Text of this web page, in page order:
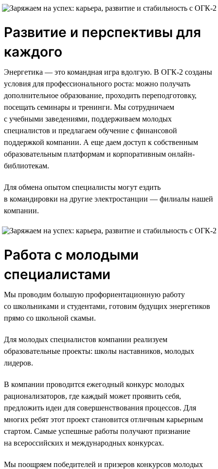
Развитие и перспективы для
каждого
Энергетика — это командная игра вдолгую. В ОГК-2 созданы
условия для профессионального роста: можно получать
дополнительное образование, проходить переподготовку,
посещать семинары и тренинги. Мы сотрудничаем
с учебными заведениями, поддерживаем молодых
специалистов и предлагаем обучение с финансовой
поддержкой компании. А еще даем доступ к собственным
образовательным платформам и корпоративным онлайн-
библиотекам.
Для обмена опытом специалисты могут ездить
в командировки на другие электростанции — филиалы нашей
компании.
Работа с молодыми
специалистами
Мы проводим большую профориентационную работу
со школьниками и студентами, готовим будущих энергетиков
прямо со школьной скамьи.
Для молодых специалистов компании реализуем
образовательные проекты: школы наставников, молодых
лидеров.
В компании проводится ежегодный конкурс молодых
рационализаторов, где каждый может проявить себя,
предложить идеи для совершенствования процессов. Для
многих ребят этот проект становится отличным карьерным
стартом. Самые успешные работы получают признание
на всероссийских и международных конкурсах.
Мы поощряем победителей и призеров конкурсов молодых